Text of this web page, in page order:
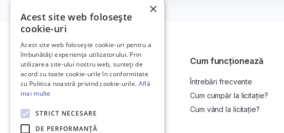
Platformă de anunțuri auto și licitații
auto online.
Cum funcționează
Întrebări frecvente
Cum cumpăr la licitație?
Cum vând la licitație?
×
Acest site web folosește
cookie-uri
Acest site web folosește cookie-uri pentru a
îmbunătăți experiența utilizatorului. Prin
utilizarea site-ului nostru web, sunteți de
acord cu toate cookie-urile în conformitate
cu Politica noastră privind cookie-urile. Află
mai multe
STRICT NECESARE
DE PERFORMANȚĂ